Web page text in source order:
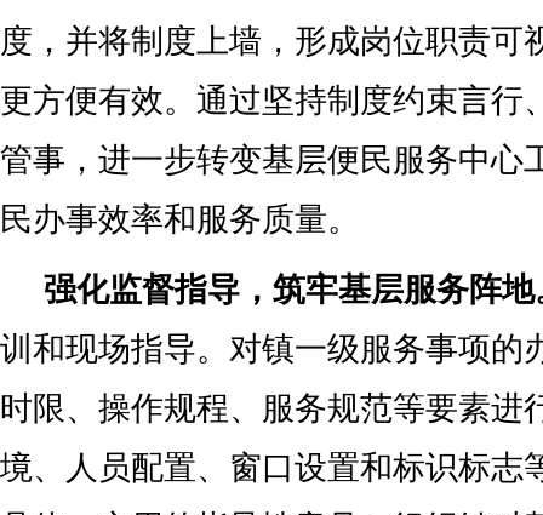
度，并将制度上墙，形成岗位职责可
更方便有效。通过坚持制度约束言行
管事，进一步转变基层便民服务中心
民办事效率和服务质量。
强化监督指导，筑牢基层服务阵地
训和现场指导。对镇一级服务事项的
时限、操作规程、服务规范等要素进
境、人员配置、窗口设置和标识标志